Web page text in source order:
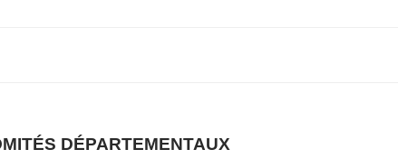
DÉPARTEMENTAUX